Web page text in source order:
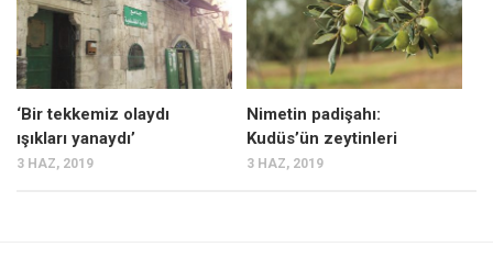
‘Bir tekkemiz olaydı
ışıkları yanaydı’
3 HAZ, 2019
Nimetin padişahı:
Kudüs’ün zeytinleri
3 HAZ, 2019